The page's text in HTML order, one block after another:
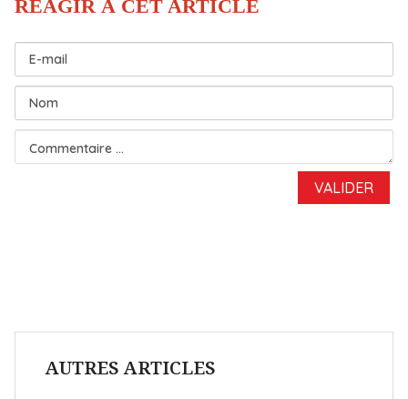
AUTRES ARTICLES